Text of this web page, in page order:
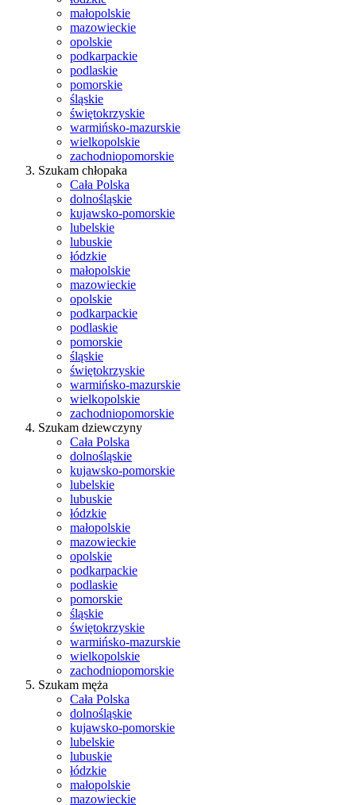
małopolskie
mazowieckie
opolskie
podkarpackie
podlaskie
pomorskie
śląskie
świętokrzyskie
warmińsko-mazurskie
wielkopolskie
zachodniopomorskie
Szukam chłopaka
Cała Polska
dolnośląskie
kujawsko-pomorskie
lubelskie
lubuskie
łódzkie
małopolskie
mazowieckie
opolskie
podkarpackie
podlaskie
pomorskie
śląskie
świętokrzyskie
warmińsko-mazurskie
wielkopolskie
zachodniopomorskie
Szukam dziewczyny
Cała Polska
dolnośląskie
kujawsko-pomorskie
lubelskie
lubuskie
łódzkie
małopolskie
mazowieckie
opolskie
podkarpackie
podlaskie
pomorskie
śląskie
świętokrzyskie
warmińsko-mazurskie
wielkopolskie
zachodniopomorskie
Szukam męża
Cała Polska
dolnośląskie
kujawsko-pomorskie
lubelskie
lubuskie
łódzkie
małopolskie
mazowieckie